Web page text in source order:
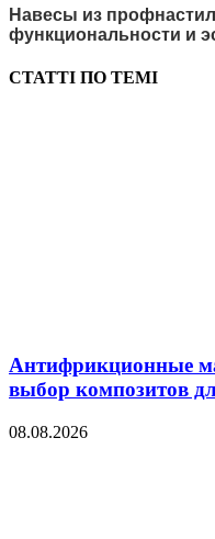
Навесы из
функциональности и
СТАТТІ ПО ТЕМІ
Антифрикционные
выбор композитов
08.08.2026